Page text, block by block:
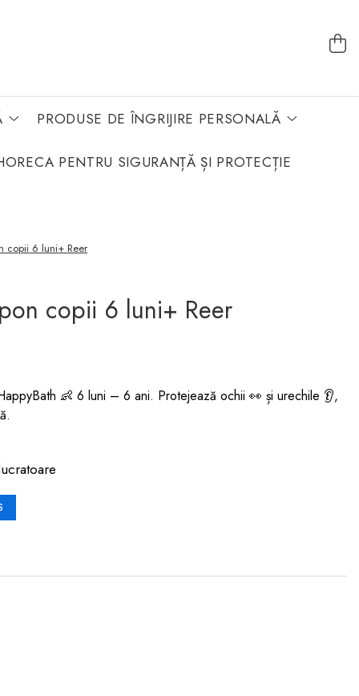
PRODUSE DE ÎNGRIJIRE PERSONALĂ
PENTRU SIGURANȚĂ ȘI PROTECȚIE
copii 6 luni+ Reer
copii 6 luni+ Reer
👶 6 luni – 6 ani. Protejează ochii 👀 și urechile 👂,